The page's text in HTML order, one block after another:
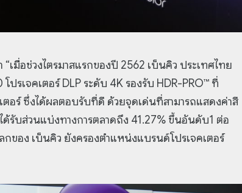
เมื่อช่วงไตรมาสแรกของปี 2562 เบ็นคิว ประเทศไทย
เจคเตอร์ DLP ระดับ 4K รองรับ HDR-PRO™ ที่
อร์ ซึ่งได้ผลตอบรับที่ดี ด้วยจุดเด่นที่สามารถแสดงค่าสี
รับส่วนแบ่งทางการตลาดถึง 41.27% ขึ้นอันดับ1 ต่อ
ของ เบ็นคิว ยังครองตำแหน่งแบรนด์โปรเจคเตอร์